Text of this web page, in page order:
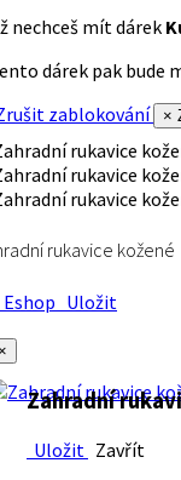
nechceš mít dárek
dárek pak bude
zablokování
×
rukavice kožené
Uložit
Zahradní
Uložit Zavřít